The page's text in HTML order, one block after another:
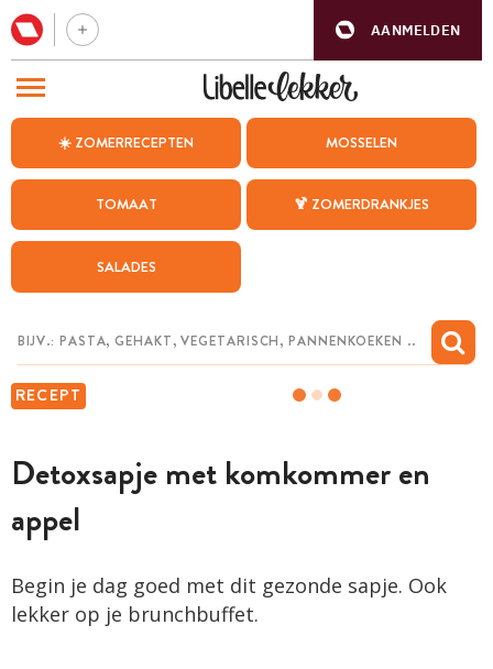
AANMELDEN
☀️ ZOMERRECEPTEN MOSSELEN
TOMAAT 🍹 ZOMERDRANKJES
SALADES
RECEPT
Detoxsapje met komkommer en
appel
Begin je dag goed met dit gezonde sapje. Ook
lekker op je brunchbuffet.
BEZOEK ONZE ANDERE WEBSITES
WEEKMENU
CHAT MET MAIA
MIJN BEWAARDE RECEPTEN